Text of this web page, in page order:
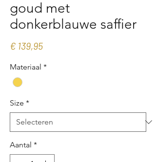
goud met
donkerblauwe saffier
€ 139,95Prijs
Materiaal *
Size *
Aantal *